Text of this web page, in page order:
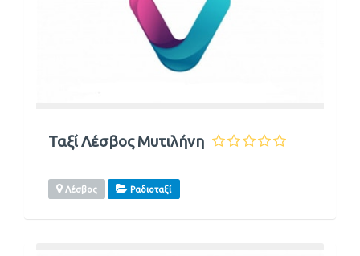
Ταξί Λέσβος Μυτιλήνη
Λέσβος Ραδιοταξί